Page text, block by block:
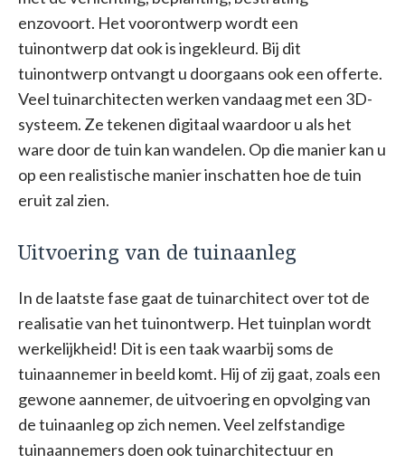
enzovoort. Het voorontwerp wordt een
tuinontwerp dat ook is ingekleurd. Bij dit
tuinontwerp ontvangt u doorgaans ook een offerte.
Veel tuinarchitecten werken vandaag met een 3D-
systeem. Ze tekenen digitaal waardoor u als het
ware door de tuin kan wandelen. Op die manier kan u
op een realistische manier inschatten hoe de tuin
eruit zal zien.
Uitvoering van de tuinaanleg
In de laatste fase gaat de tuinarchitect over tot de
realisatie van het tuinontwerp. Het tuinplan wordt
werkelijkheid! Dit is een taak waarbij soms de
tuinaannemer in beeld komt. Hij of zij gaat, zoals een
gewone aannemer, de uitvoering en opvolging van
de tuinaanleg op zich nemen. Veel zelfstandige
tuinaannemers doen ook tuinarchitectuur en